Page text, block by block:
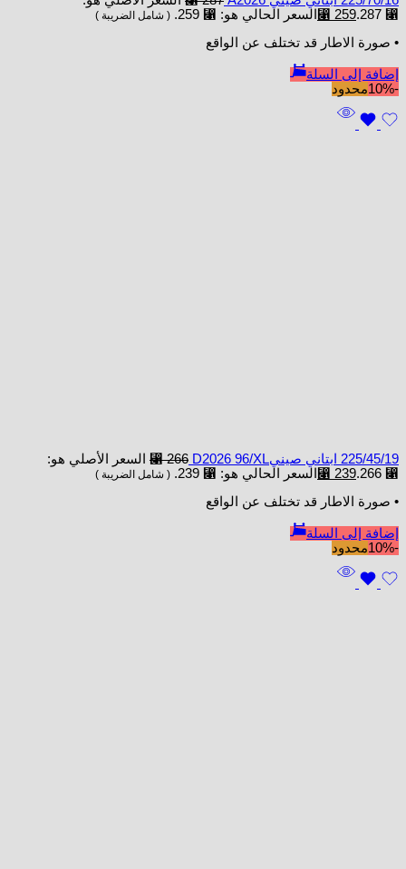
⃁ 287.
⃁ 259 السعر الحالي هو: ⃁ 259. ( شامل الضريبة )
• صورة الاطار قد تختلف عن الواقع
إضافة إلى السلة
-10%
محدود
225/45/19 ابتاني صينيD2026 96/XL ⃁266
السعر الأصلي هو:
⃁ 266.
⃁ 239 السعر الحالي هو: ⃁ 239. ( شامل الضريبة )
• صورة الاطار قد تختلف عن الواقع
إضافة إلى السلة
-10%
محدود